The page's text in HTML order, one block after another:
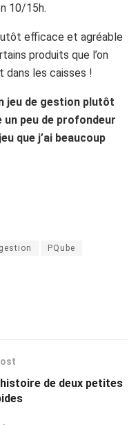
10/15h.
efficace et agréable
produits que l’on
dans les caisses !
jeu de gestion plutôt
un peu de profondeur
que j’ai beaucoup
PQube
de deux petites